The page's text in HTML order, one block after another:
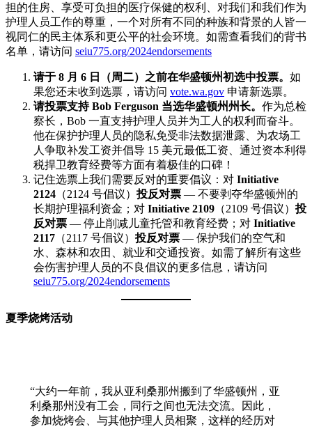
担的住房、享受可负担的医疗保健的权利、对我们和我们作为
护理人员工作的尊重，一个对所有不同的种族和背景的人皆一
视同仁的民主体系和更公平的社会环境。如需查看我们的背书
名单，请访问 seiu775.org/2024endorsements
请于 8 月 6 日（周二）之前在华盛顿州初选中投票。 如
果您还未收到选票，请访问 vote.wa.gov 申请新选票。
请投票支持 Bob Ferguson 当选华盛顿州州长。 作为总检
察长，Bob 一直支持护理人员并为工人的权利而奋斗。
他在保护护理人员的隐私免受非法数据泄露、为农场工
人争取补发工资并倡导 15 美元最低工资、通过资本利得
税捍卫教育经费等方面有着极佳的口碑！
记住选票上我们需要反对的重要倡议：对 Initiative
2124 （2124 号倡议）投反对票 — 不要剥夺华盛顿州的
长期护理福利资金；对 Initiative 2109 （2109 号倡议）投
反对票 — 停止削减儿童托管和教育经费；对 Initiative
2117 （2117 号倡议）投反对票 — 保护我们的空气和
水、森林和农田、就业和交通投资。如需了解所有这些
会伤害护理人员的不良倡议的更多信息，请访问
seiu775.org/2024endorsements
夏季烧烤活动
“大约一年前，我从亚利桑那州搬到了华盛顿州，亚
利桑那州没有工会，同行之间也无法交流。因此，
参加烧烤会、与其他护理人员相聚，这样的经历对